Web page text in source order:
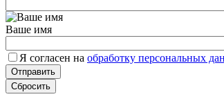
Ваше имя
Я согласен на обработку персональных